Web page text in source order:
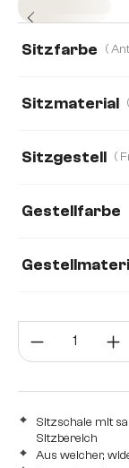
Sitzfarbe
Sitzmaterial
Samt
Webstoff Soft
Sitzgestell
Gestellfarbe
Eiche Holz
Sitzschale mit
Sitzbereich
Aus weicher,